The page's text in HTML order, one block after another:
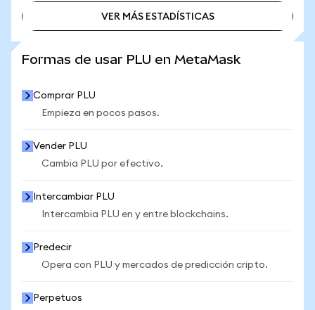
VER MÁS ESTADÍSTICAS
Formas de usar PLU en MetaMask
Comprar PLU
Empieza en pocos pasos.
Vender PLU
Cambia PLU por efectivo.
Intercambiar PLU
Intercambia PLU en y entre blockchains.
Predecir
Opera con PLU y mercados de predicción cripto.
Perpetuos